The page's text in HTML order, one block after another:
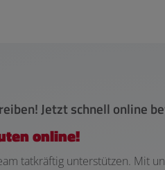
Jetzt schnell online
online!
tatkräftig unterstützen. Mit